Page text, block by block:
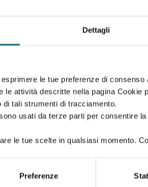
Dettagli
le tue preferenze di
le attività descritte nella pagina Cookie
tali strumenti di tracciamento.
usati da terze parti per consentire
le tue scelte in qualsiasi momento.
Preferenze
con conducente a bordo -
con conducente a bordo -
ORARI
con conducente a bordo -